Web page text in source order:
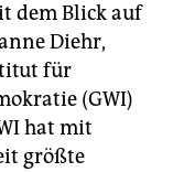
dem Blick auf
Diehr,
für
(GWI)
hat mit
größte